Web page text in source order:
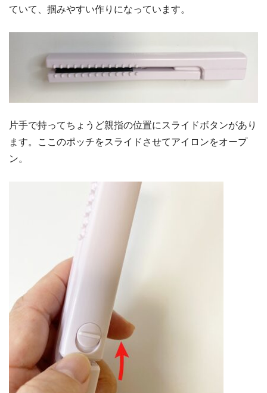
ていて、掴みやすい作りになっています。
片手で持ってちょうど親指の位置にスライドボタンがあり
ます。ここのポッチをスライドさせてアイロンをオープ
ン。